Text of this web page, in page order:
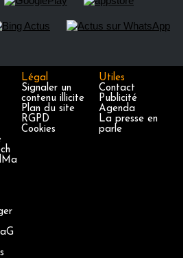
Légal
Signaler un
contenu illicite
Plan du site
RGPD
Cookies
Utiles
Contact
Publicité
Agenda
La presse en
parle